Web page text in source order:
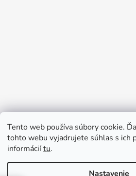
Tento web používa súbory cookie.
tohto webu vyjadrujete súhlas s ich
informáciítu.
Nastavenie
Sledovať na Instagrame